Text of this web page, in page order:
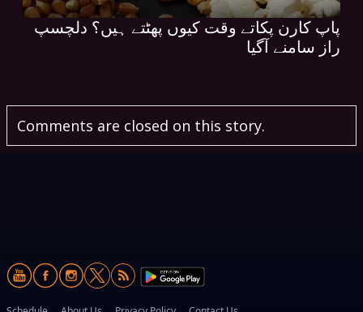
پاپ کارن پکاتے وقت کیوں پھٹتے ہیں؟ دلچسپ
راز سامنے آگیا
Comments are closed on this story.